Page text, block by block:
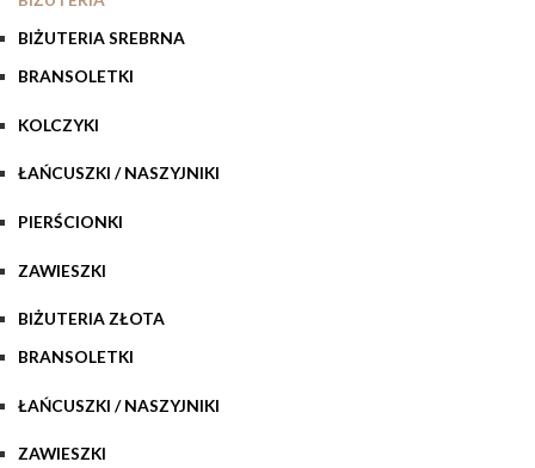
BIŻUTERIA SREBRNA
BRANSOLETKI
KOLCZYKI
ŁAŃCUSZKI / NASZYJNIKI
PIERŚCIONKI
ZAWIESZKI
BIŻUTERIA ZŁOTA
BRANSOLETKI
ŁAŃCUSZKI / NASZYJNIKI
ZAWIESZKI